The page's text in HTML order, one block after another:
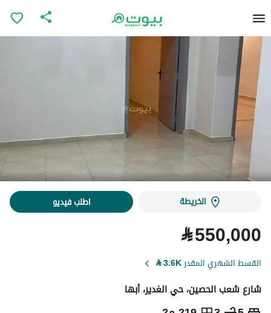
الخريطة اطلب فيديو
⃁550,000
القسط الشهري المقدر3.6K
⃁
شارع شعب الحصين، حي الغدير، أبها
⃁
550,000